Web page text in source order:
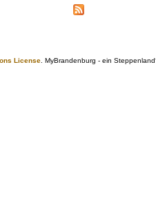
License. MyBrandenburg - ein